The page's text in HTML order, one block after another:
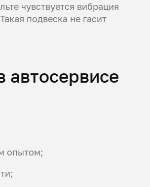
чувствуется вибрация
подвеска не гасит
автосервисе
опытом;